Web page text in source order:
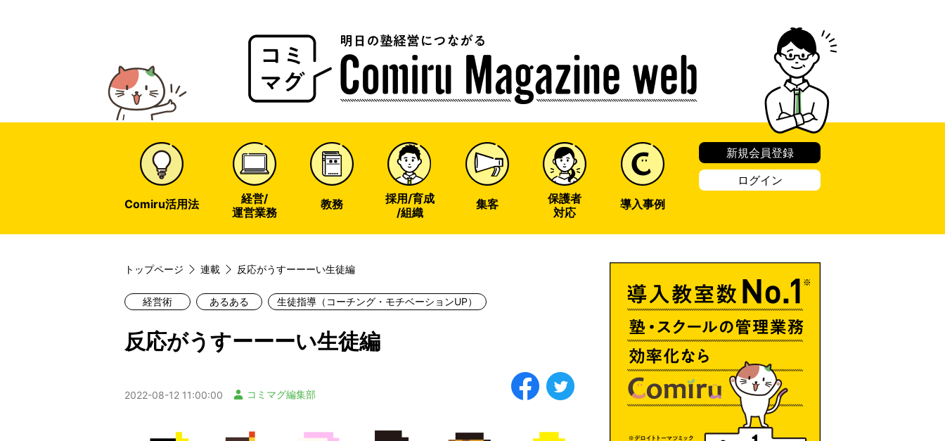
Comiru
Magazine
web
Comiru活用法
経営/
運営業務
教務
採用/育成
/組織
集客
保護者
対応
導入事例
新規会員登録
ログイン
トップページ 連載 反応がうすーーーい生徒編
反応がうすーーーい生徒編
経営術 あるある 生徒指導（コーチング・モチベーションUP）
2022-08-12 11:00:00 コミマグ編集部